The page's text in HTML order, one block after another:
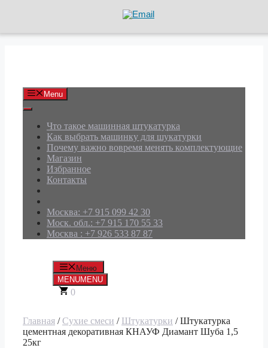
Menu
Что такое машинная штукатурка
Как выбрать машинку для шукатурки
Почему важно вовремя менять комплектующие
Магазин
Избранное
Контакты
Москва: +7 915 099 42 30
Моск. обл.: +7 915 170 55 33
Москва : +7 926 533 87 87
Меню
MENUMENU
0
Главная /Сухие смеси / Штукатурки / Штукатурка
цементная декоративная КНАУФ Диамант Шуба 1,5
25кг